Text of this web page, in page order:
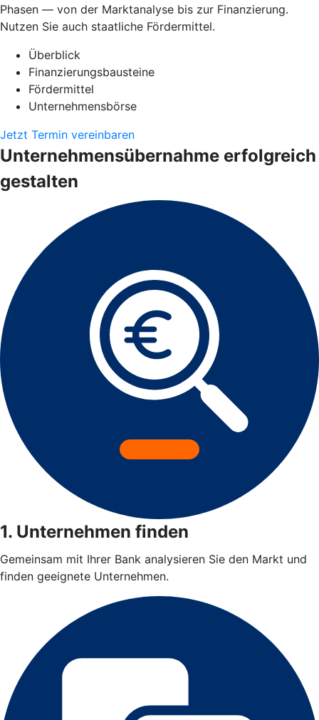
Phasen — von der Marktanalyse bis zur Finanzierung.
Nutzen Sie auch staatliche Fördermittel.
Überblick
Finanzierungsbausteine
Fördermittel
Unternehmensbörse
Jetzt Termin vereinbaren
Unternehmensübernahme erfolgreich
gestalten
1. Unternehmen finden
Gemeinsam mit Ihrer Bank analysieren Sie den Markt und
finden geeignete Unternehmen.